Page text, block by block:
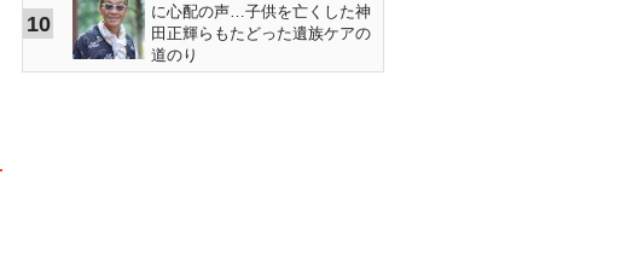
10
に心配の声…子供を亡くした神
田正輝らもたどった遺族ケアの
道のり